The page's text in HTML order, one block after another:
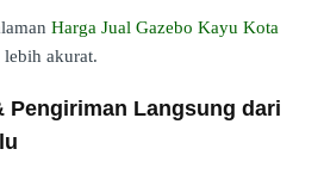
Harga Jual Gazebo Kayu Kota
akurat.
Pengiriman Langsung dari